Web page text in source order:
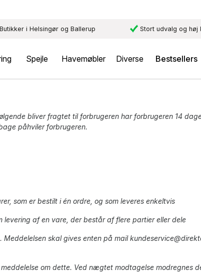
Butikker i Helsingør og Ballerup Stort udvalg og høj
Spejle Havemøbler Diverse Bestsellers
bliver fragtet til forbrugeren har forbrugeren 14
påhviler forbrugeren.
som er bestilt i én ordre, og som leveres enkeltvis
af en vare, der består af flere partier eller dele
skal gives enten på mail
om dette. Ved nægtet modtagelse modregnes